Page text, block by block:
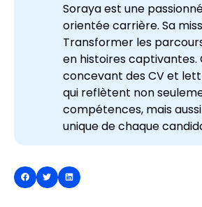
Soraya est une
orientée carrière. Sa
Transformer les
en histoires captivantes.
concevant des CV et
qui reflètent non
compétences, mais
unique de chaque